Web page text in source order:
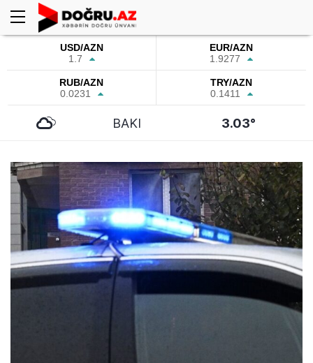
USD/AZN
1.7
EUR/AZN
1.9277
RUB/AZN
0.0231
TRY/AZN
0.1411
BAKI 3.03°